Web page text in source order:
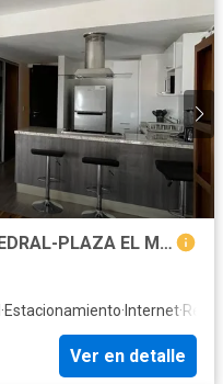
LOFT EN RENTA- TORRE CATEDRAL-PLAZA EL MOLINO TOLUCA
·Estacionamiento· Internet·
Ver en detalle